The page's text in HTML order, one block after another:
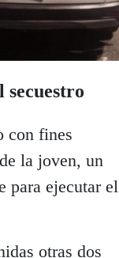
con fines
la joven, un
para ejecutar el
otras dos